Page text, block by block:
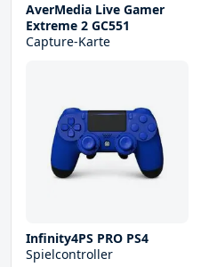
AverMedia Live Gamer
Extreme 2 GC551
Capture-Karte
Infinity4PS PRO PS4
Spielcontroller